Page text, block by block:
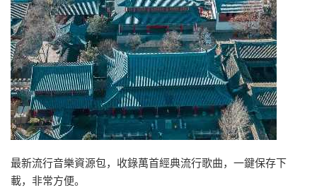
最新流行音樂資源包，收錄萬首經典流行歌曲，一鍵保存下
載，非常方便。